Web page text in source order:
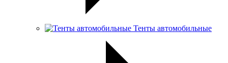
Тенты автомобильные